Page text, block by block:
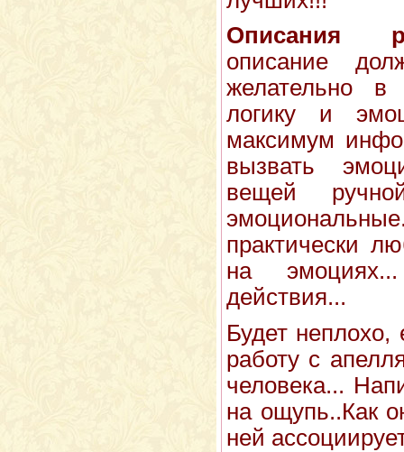
Описания
описание
желательно
логику и
максимум
вызвать
вещей
практически
на
действия...
Будет
работу с
человека...
на ощупь..Как
ней